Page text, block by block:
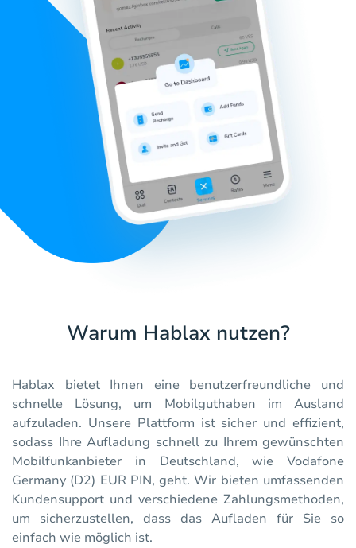
Warum Hablax nutzen?
Hablax bietet Ihnen eine benutzerfreundliche und
schnelle Lösung, um Mobilguthaben im Ausland
aufzuladen. Unsere Plattform ist sicher und effizient,
sodass Ihre Aufladung schnell zu Ihrem gewünschten
Mobilfunkanbieter in Deutschland, wie Vodafone
Germany (D2) EUR PIN, geht. Wir bieten umfassenden
Kundensupport und verschiedene Zahlungsmethoden,
um sicherzustellen, dass das Aufladen für Sie so
einfach wie möglich ist.